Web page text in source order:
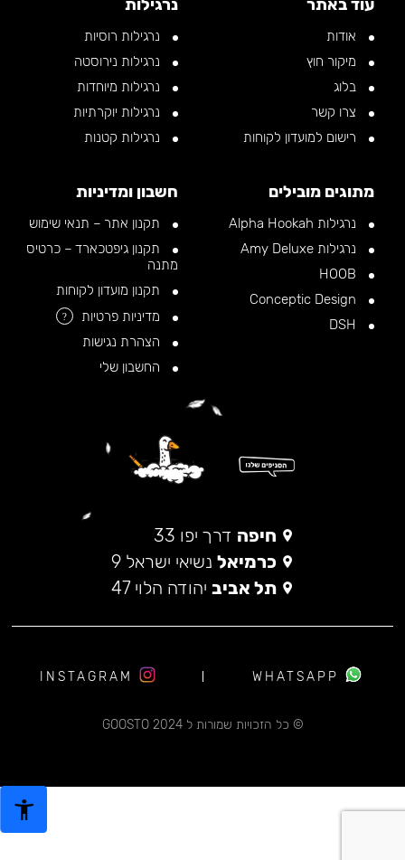
עוד באתר
אודות
מיקור חוץ
בלוג
צרו קשר
רישום למועדון לקוחות
נרגילות
נרגילות רוסיות
נרגילות נירוסטה
נרגילות מיוחדות
נרגילות יוקרתיות
נרגילות קטנות
מתוגים מובילים
נרגילות Alpha Hookah
נרגילות Amy Deluxe
חשבון ומדיניות
תקנון אתר – תנאי שימוש
תקנון גיפטכארד – כרטיס
מתנה
תקנון מועדון לקוחות
מדיניות פרטיות
?
הצהרת נגישות
החשבון שלי
חיפה דרך יפו 33
כרמיאל נשיאי ישראל 9
תל אביב יהודה הלוי 47
© כל הזכויות שמורות ל 2024 GOOSTO
WHATSAPP
INSTAGRAM